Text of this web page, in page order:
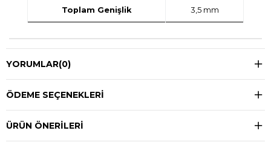
Toplam Genişlik 3,5 mm
YORUMLAR(0)
ÖDEME SEÇENEKLERI
ÜRÜN ÖNERILERI